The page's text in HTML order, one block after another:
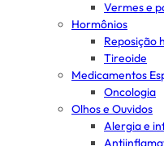
Vermes e
Hormônios
Reposição
Tireoide
Medicamentos
Oncologia
Olhos e Ouvidos
Alergia e